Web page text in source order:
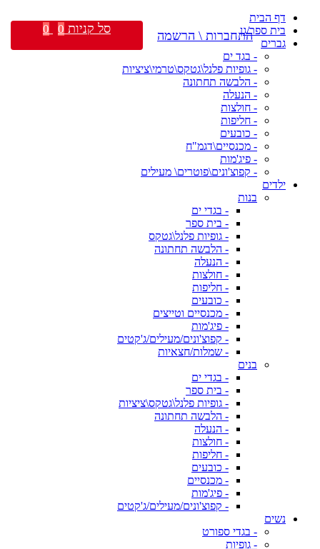
דף הבית
בית ספר/גן
גברים
- בגד ים
- גופיות פלנל\גטקס\טרמי\ציציות
- הלבשה תחתונה
- הנעלה
- חולצות
- חליפות
- כובעים
- מכנסיים\דגמ"ח
- פיג'מות
- קפוצ'ונים\פוטרים\ מעילים
ילדים
בנות
- בגדי ים
- בית ספר
- גופיות פלנל\גטקס
- הלבשה תחתונה
- הנעלה
- חולצות
- חליפות
- כובעים
- מכנסיים וטייצים
- פיג'מות
- קפוצ'ונים/מעילים/ג'קטים
- שמלות/חצאיות
בנים
- בגדי ים
- בית ספר
- גופיות פלנל\גטקס\ציציות
- הלבשה תחתונה
- הנעלה
- חולצות
- חליפות
- כובעים
- מכנסיים
- פיג'מות
- קפוצ'ונים/מעילים/ג'קטים
נשים
- בגדי ספורט
- גופיות
התחברות \ הרשמה סל קניות 0
0